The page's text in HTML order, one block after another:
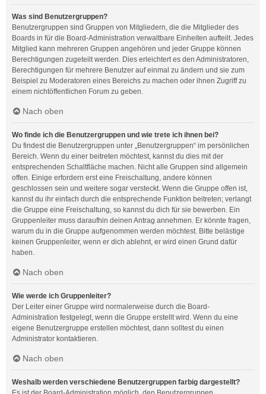
Was sind Benutzergruppen?
Benutzergruppen sind Gruppen von Mitgliedern, die die Mitglieder des
Boards in für die Board-Administration verwaltbare Einheiten aufteilt. Jedes
Mitglied kann mehreren Gruppen angehören und jeder Gruppe können
Berechtigungen zugeteilt werden. Dies erleichtert es den Administratoren,
Berechtigungen für mehrere Benutzer auf einmal zu ändern und sie zum
Beispiel zu Moderatoren eines Bereichs zu machen oder ihnen Zugriff zu
einem nichtöffentlichen Forum zu geben.
Nach oben
Wo finde ich die Benutzergruppen und wie trete ich ihnen bei?
Du findest die Benutzergruppen unter „Benutzergruppen“ im persönlichen
Bereich. Wenn du einer beitreten möchtest, kannst du dies mit der
entsprechenden Schaltfläche machen. Nicht alle Gruppen sind allgemein
offen. Einige erfordern erst eine Freischaltung, andere können
geschlossen sein und weitere sogar versteckt. Wenn die Gruppe offen ist,
kannst du ihr einfach durch die entsprechende Funktion beitreten; verlangt
die Gruppe eine Freischaltung, so kannst du dich für sie bewerben. Ein
Gruppenleiter muss daraufhin deinen Antrag annehmen. Er könnte fragen,
warum du in die Gruppe aufgenommen werden möchtest. Bitte belästige
keinen Gruppenleiter, wenn er dich ablehnt, er wird einen Grund dafür
haben.
Nach oben
Wie werde ich Gruppenleiter?
Der Leiter einer Gruppe wird normalerweise durch die Board-
Administration festgelegt, wenn die Gruppe erstellt wird. Wenn du eine
eigene Benutzergruppe erstellen möchtest, dann solltest du einen
Administrator kontaktieren.
Nach oben
Weshalb werden verschiedene Benutzergruppen farbig dargestellt?